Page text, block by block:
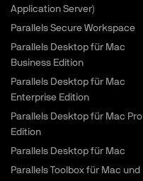
Application Server)
Parallels Secure Workspace
Parallels Desktop für Mac
Business Edition
Parallels Desktop für Mac
Enterprise Edition
Parallels Desktop für Mac Pro
Edition
Parallels Desktop für Mac
Parallels Toolbox für Mac und